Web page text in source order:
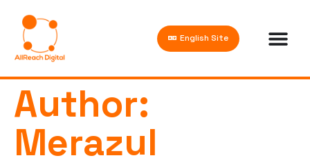
English Site
Author:
Merazul